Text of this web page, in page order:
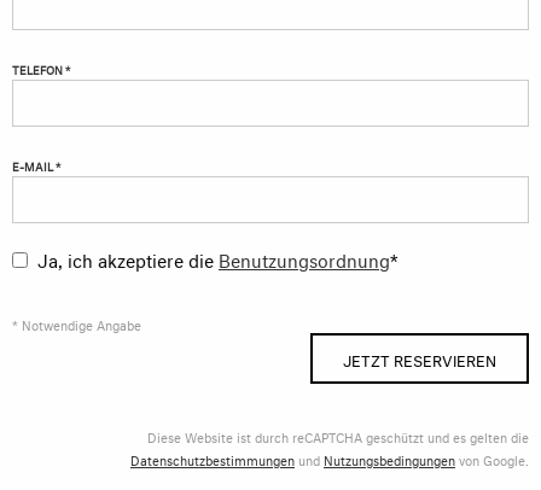
TELEFON *
E-MAIL *
Ja, ich akzeptiere die Benutzungsordnung*
* Notwendige Angabe
JETZT RESERVIEREN
Diese Website ist durch reCAPTCHA geschützt und es gelten die
Datenschutzbestimmungen und Nutzungsbedingungenvon Google.